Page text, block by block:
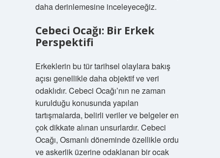
daha derinlemesine inceleyeceğiz.
Cebeci Ocağı: Bir Erkek
Perspektifi
Erkeklerin bu tür tarihsel olaylara bakış
açısı genellikle daha objektif ve veri
odaklıdır. Cebeci Ocağı’nın ne zaman
kurulduğu konusunda yapılan
tartışmalarda, belirli veriler ve belgeler en
çok dikkate alınan unsurlardır. Cebeci
Ocağı, Osmanlı döneminde özellikle ordu
ve askerlik üzerine odaklanan bir ocak